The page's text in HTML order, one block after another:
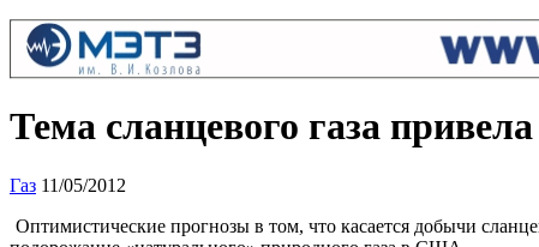
Тема сланцевого газа
Газ 11/05/2012
Оптимистические прогнозы в том, что касается добычи